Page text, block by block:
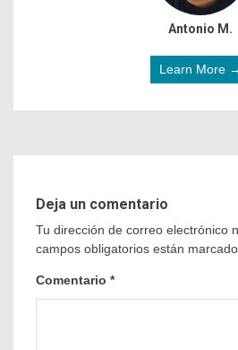
Antonio M.
Learn More →
Deja un comentario
Tu dirección de correo electrónico
campos obligatorios están
Comentario *